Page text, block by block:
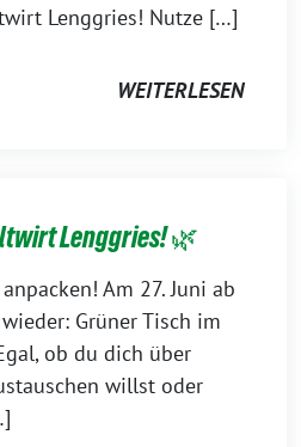
Lenggries! Nutze […]
WEITERLESEN
Lenggries! 🌿
Am 27. Juni ab
Grüner Tisch im
ob du dich über
willst oder